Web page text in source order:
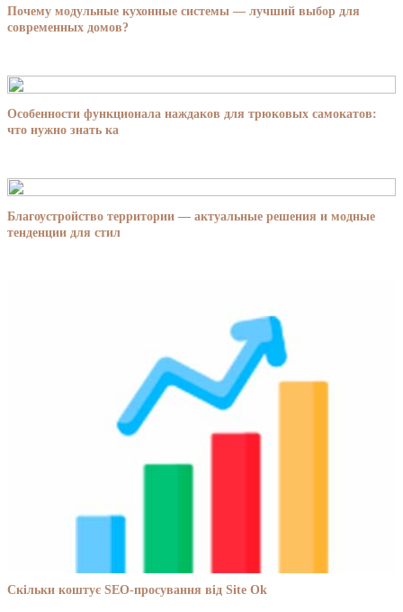
Почему модульные кухонные системы — лучший выбор для
современных домов?
Особенности функционала наждаков для трюковых самокатов:
что нужно знать ка
Благоустройство территории — актуальные решения и модные
тенденции для стил
Скільки коштує SEO-просування від Site Ok